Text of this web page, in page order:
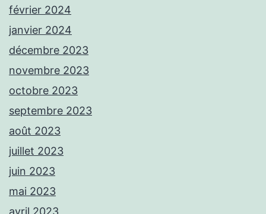
février 2024
janvier 2024
décembre 2023
novembre 2023
octobre 2023
septembre 2023
août 2023
juillet 2023
juin 2023
mai 2023
avril 2023